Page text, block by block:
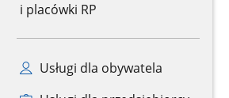
i placówki RP
Usługi dla obywatela